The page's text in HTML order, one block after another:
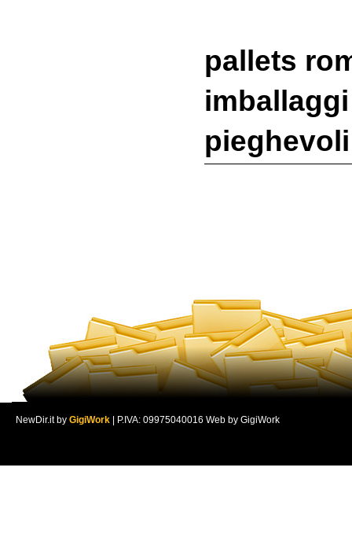
pallets
pieghevoli
NewDir.it by GigiWork | P.IVA: 09975040016 Web by GigiWork